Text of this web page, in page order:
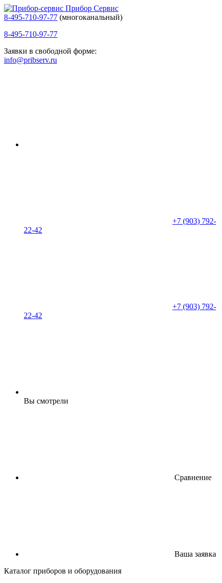
Прибор Сервис
8-495-710-97-77 (многоканальный)
8-495-710-97-77
Заявки в свободной форме:
info@pribserv.ru
+7 (903) 792-
22-42
+7 (903) 792-
22-42
Вы смотрели
Сравнение
Ваша заявка
Каталог приборов и оборудования